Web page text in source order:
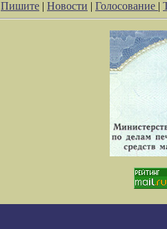
Пишите | Новости | Голосование |